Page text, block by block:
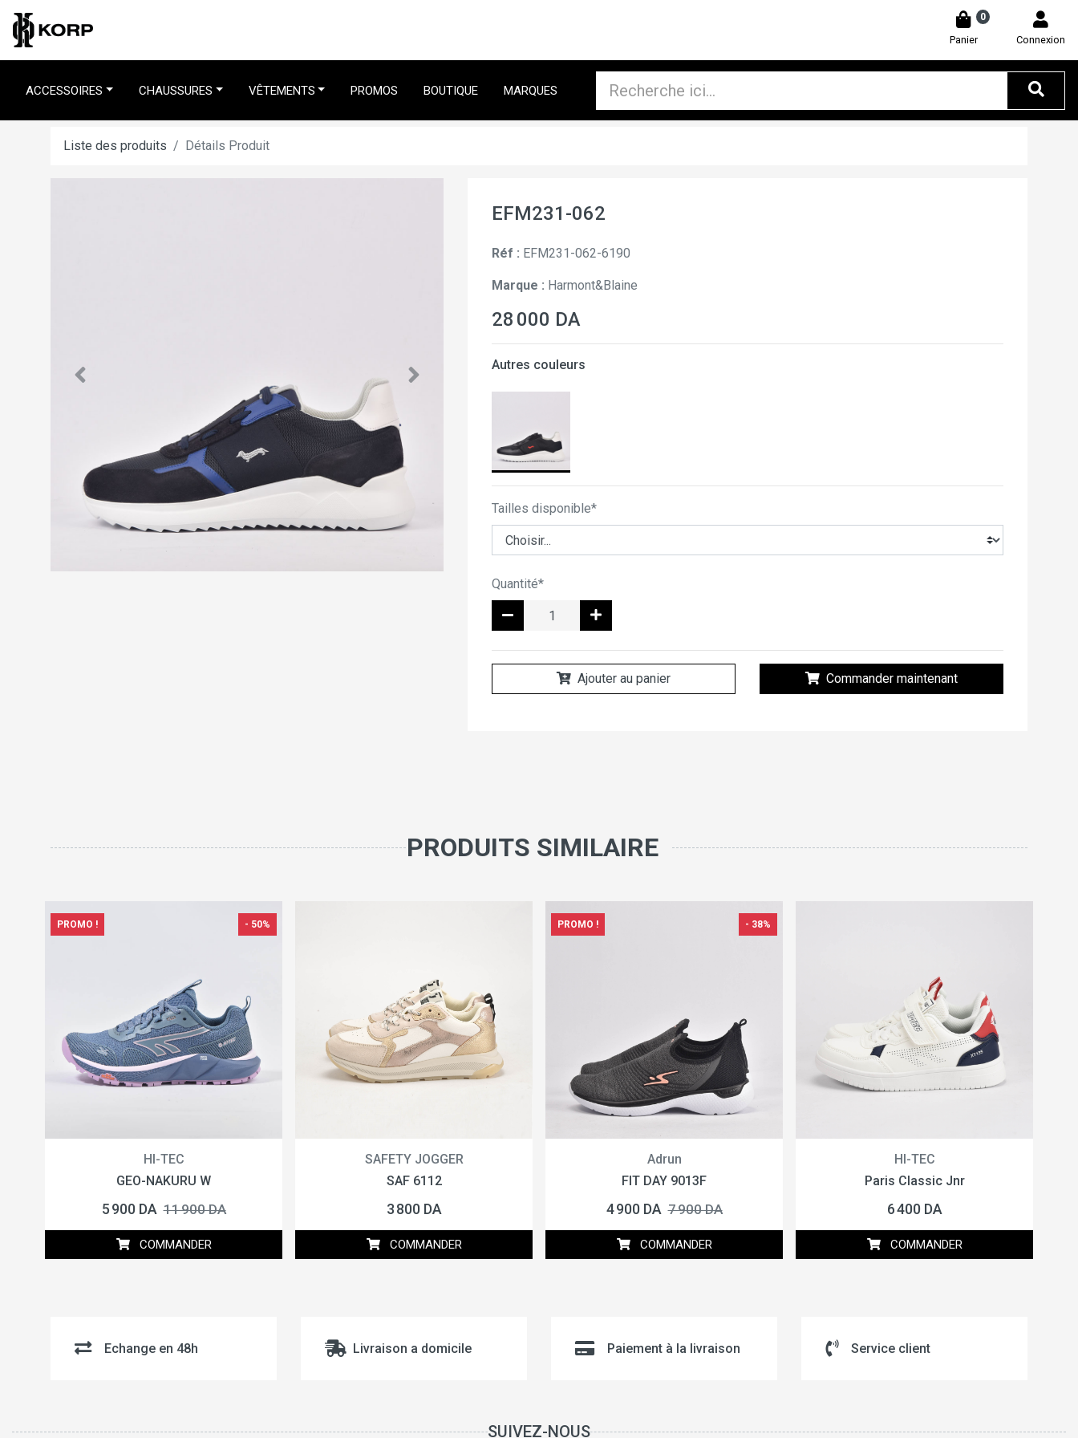
0
Panier Connexion
ACCESSOIRES CHAUSSURES VÊTEMENTS PROMOS BOUTIQUE MARQUES
Liste des produits Détails Produit
EFM231-062
Réf : EFM231-062-6190
Marque : Harmont&Blaine
28 000 DA
Autres couleurs
Tailles disponible*
Quantité*
Ajouter au panier Commander maintenant
PRODUITS SIMILAIRE
HI-TEC
GEO-NAKURU W
PROMO ! - 50%
5 900 DA 11 900 DA
COMMANDER
SAFETY JOGGER
SAF 6112
3 800 DA
COMMANDER
Adrun
FIT DAY 9013F
PROMO ! - 38%
4 900 DA 7 900 DA
COMMANDER
HI-TEC
Paris Classic Jnr
6 400 DA
COMMANDER
Echange en 48h Livraison a domicile Paiement à la livraison Service client
SUIVEZ-NOUS